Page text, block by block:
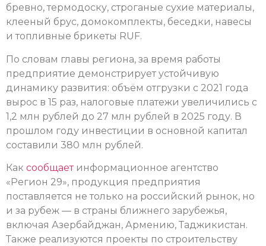
бревно, термодоску, строганые сухие материалы,
клееный брус, домокомплекты, беседки, навесы
и топливные брикеты RUF.
По словам главы региона, за время работы
предприятие демонстрирует устойчивую
динамику развития: объём отгрузки с 2021 года
вырос в 15 раз, налоговые платежи увеличились с
1,2 млн рублей до 27 млн рублей в 2025 году. В
прошлом году инвестиции в основной капитал
составили 380 млн рублей.
Как сообщаетинформационное агентство
«Регион 29», продукция предприятия
поставляется не только на российский рынок, но
и за рубеж — в страны ближнего зарубежья,
включая Азербайджан, Армению, Таджикистан.
Также реализуются проекты по строительству